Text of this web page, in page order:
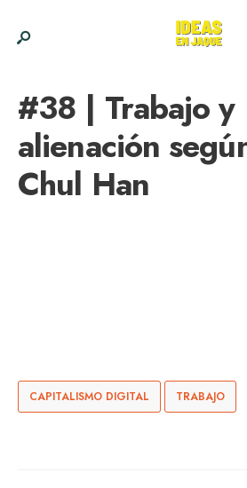
#38 | Trabajo y
alienación
Chul Han
CAPITALISMO DIGITAL TRABAJO